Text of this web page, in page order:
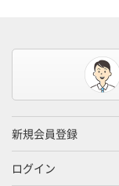
新規会員登録
ログイン